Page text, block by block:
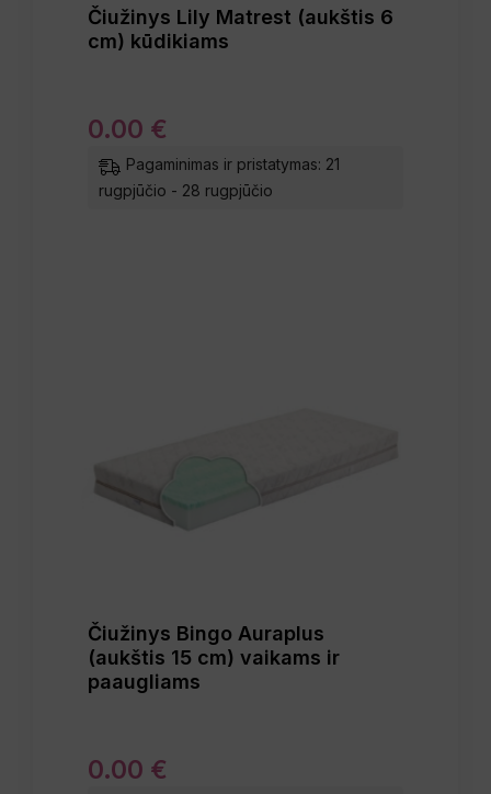
Čiužinys Lily Matrest (aukštis 6
cm) kūdikiams
0.00 €
Pagaminimas ir pristatymas: 21
rugpjūčio - 28 rugpjūčio
Čiužinys Bingo Auraplus
(aukštis 15 cm) vaikams ir
paaugliams
0.00 €